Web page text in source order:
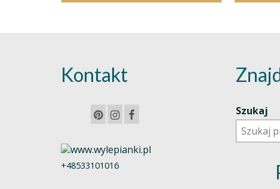
Kontakt
+48533101016
Szukaj